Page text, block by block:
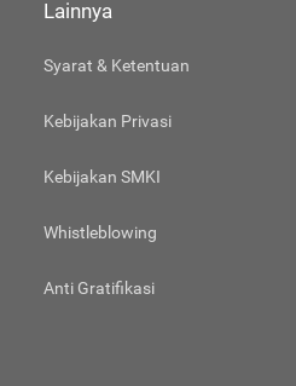
Lainnya
Syarat & Ketentuan
Kebijakan Privasi
Kebijakan SMKI
Whistleblowing
Anti Gratifikasi